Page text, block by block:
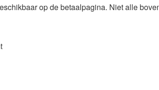
op de betaalpagina. Niet alle